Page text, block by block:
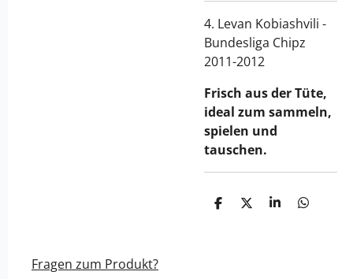
4. Levan Kobiashvili -
Bundesliga Chipz
2011-2012
Frisch aus der Tüte,
ideal zum sammeln,
spielen und
tauschen.
T
T
T
T
Fragen zum Produkt?